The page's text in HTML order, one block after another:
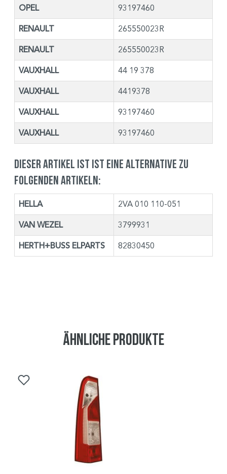
OPEL 93197460
RENAULT 265550023R
RENAULT 265550023R
VAUXHALL 44 19 378
VAUXHALL 4419378
VAUXHALL 93197460
VAUXHALL 93197460
Dieser Artikel ist ist eine Alternative zu
folgenden Artikeln:
HELLA 2VA 010 110-051
VAN WEZEL 3799931
HERTH+BUSS ELPARTS 82830450
Ähnliche Produkte